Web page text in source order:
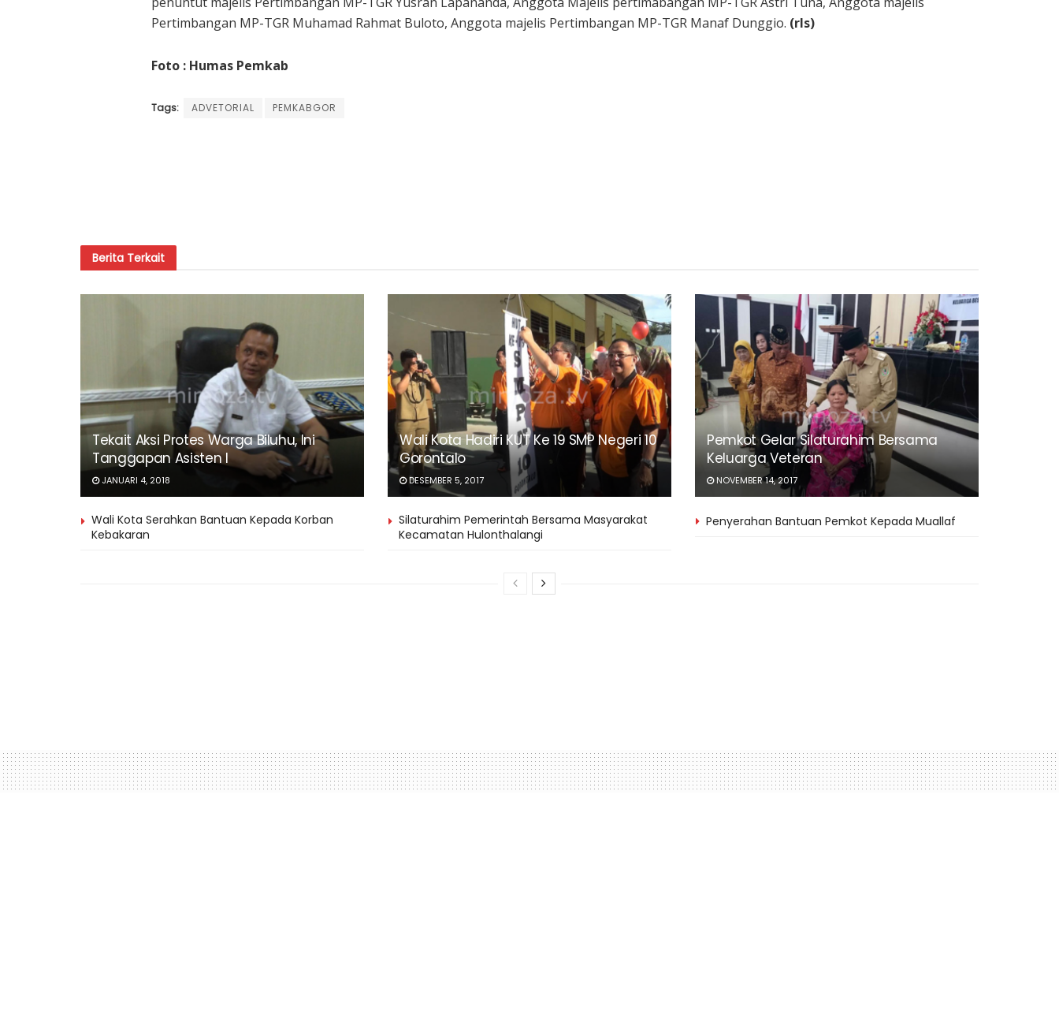
Pertimbangan MP-TGR Muhamad Rahmat Buloto, Anggota majelis Pertimbangan MP-TGR Manaf Dunggio. (rls)
Foto : Humas Pemkab
Tags: ADVETORIAL PEMKABGOR
Berita Terkait
Tekait Aksi Protes Warga Biluhu, Ini
Tanggapan Asisten I
JANUARI 4, 2018
Wali Kota Hadiri KUT Ke 19 SMP Negeri 10
Gorontalo
DESEMBER 5, 2017
Pemkot Gelar Silaturahim Bersama
Keluarga Veteran
NOVEMBER 14, 2017
Wali Kota Serahkan Bantuan Kepada Korban
Kebakaran
Silaturahim Pemerintah Bersama Masyarakat
Kecamatan Hulonthalangi
Penyerahan Bantuan Pemkot Kepada Muallaf